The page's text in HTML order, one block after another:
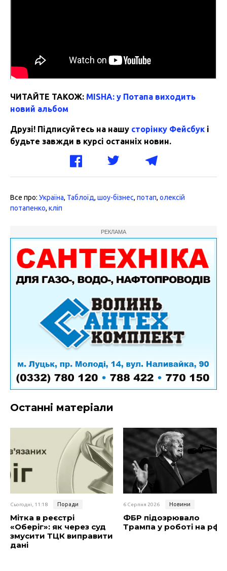
ЧИТАЙТЕ ТАКОЖ: MISHA: у Потапа виходить
новий альбом
Друзі! Підписуйтесь на нашу сторінку Фейсбук і
будьте завжди в курсі останніх новин.
Все про: Україна, Таблоїд, шоу-бізнес, потап, олексій
потапенко, кліп
РЕКЛАМА
Останні матеріали
Сьогодні, 11:18 Поради
Мітка в реєстрі
«Оберіг»: як через суд
змусити ТЦК виправити
дані
6 Серпня 2026 Новини
ФБР підозрювало
Трампа у роботі на рф